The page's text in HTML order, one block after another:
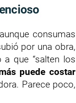
consumas
por una obra,
que “salten los
puede costar
Parece poco,